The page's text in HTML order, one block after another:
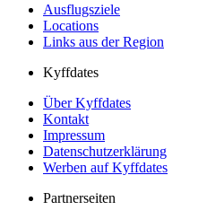
Ausflugsziele
Locations
Links aus der Region
Kyffdates
Über Kyffdates
Kontakt
Impressum
Datenschutzerklärung
Werben auf Kyffdates
Partnerseiten